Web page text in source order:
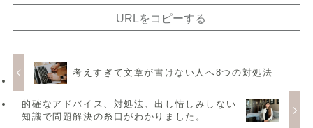
URLをコピーする
考えすぎて文章が書けない人へ8つの対処法
的確なアドバイス、対処法、出し惜しみしない
知識で問題解決の糸口がわかりました。